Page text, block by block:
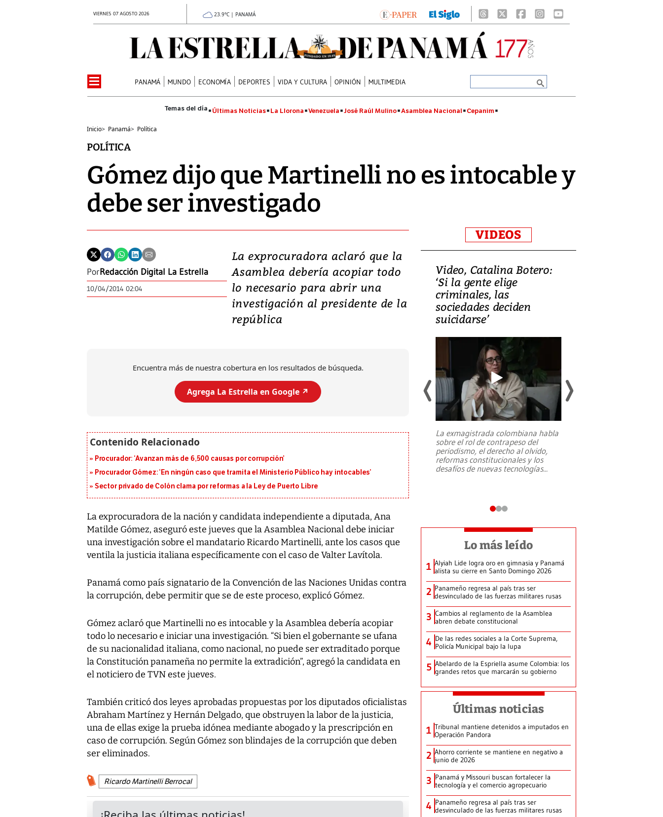
VIERNES 07 AGOSTO 2026 23.9°C | PANAMÁ
PANAMÁ MUNDO ECONOMÍA DEPORTES VIDA Y CULTURA OPINIÓN MULTIMEDIA
Últimas Noticias La Llorona Venezuela José Raúl Mulino Asamblea Nacional Cepanim
Inicio> Panamá> Política
POLÍTICA
Gómez dijo que Martinelli no es intocable y
debe ser investigado
PorRedacción Digital La Estrella
10/04/2014 02:04
La exprocuradora aclaró que la
Asamblea debería acopiar todo
lo necesario para abrir una
investigación al presidente de la
república
Encuentra más de nuestra cobertura en los resultados de búsqueda.
Agrega La Estrella en Google ↗️
Procurador: ‘Avanzan más de 6,500 causas por corrupción’
Procurador Gómez: ‘En ningún caso que tramita el Ministerio Público hay intocables’
Sector privado de Colón clama por reformas a la Ley de Puerto Libre
La exprocuradora de la nación y candidata independiente a diputada, Ana
Matilde Gómez, aseguró este jueves que la Asamblea Nacional debe iniciar
una investigación sobre el mandatario Ricardo Martinelli, ante los casos que
ventila la justicia italiana específicamente con el caso de Valter Lavítola.
Panamá como país signatario de la Convención de las Naciones Unidas contra
la corrupción, debe permitir que se de este proceso, explicó Gómez.
Gómez aclaró que Martinelli no es intocable y la Asamblea debería acopiar
todo lo necesario e iniciar una investigación. “Si bien el gobernante se ufana
de su nacionalidad italiana, como nacional, no puede ser extraditado porque
la Constitución panameña no permite la extradición”, agregó la candidata en
el noticiero de TVN este jueves.
También criticó dos leyes aprobadas propuestas por los diputados oficialistas
Abraham Martínez y Hernán Delgado, que obstruyen la labor de la justicia,
una de ellas exige la prueba idónea mediante abogado y la prescripción en
caso de corrupción. Según Gómez son blindajes de la corrupción que deben
ser eliminados.
Ricardo Martinelli Berrocal
VIDEOS
Video, Japón: Terremoto
deja heridos y graves
daños en Kumamoto
al sur de Japón, provocando una
Video, Catalina Botero:
‘Si la gente elige
criminales, las
sociedades deciden
suicidarse’
La exmagistrada colombiana habla
sobre el rol de contrapeso del
periodismo, el derecho al olvido,
reformas constitucionales y los
desafíos de nuevas tecnologías...
Lo más leído
1 Alyiah Lide logra oro en gimnasia y Panamá
alista su cierre en Santo Domingo 2026
2 Panameño regresa al país tras ser
desvinculado de las fuerzas militares rusas
3 Cambios al reglamento de la Asamblea
abren debate constitucional
4 De las redes sociales a la Corte Suprema,
Policía Municipal bajo la lupa
5 Abelardo de la Espriella asume Colombia: los
grandes retos que marcarán su gobierno
Últimas noticias
1 Tribunal mantiene detenidos a imputados en
Operación Pandora
2 Ahorro corriente se mantiene en negativo a
junio de 2026
3 Panamá y Missouri buscan fortalecer la
tecnología y el comercio agropecuario
4 Panameño regresa al país tras ser
desvinculado de las fuerzas militares rusas